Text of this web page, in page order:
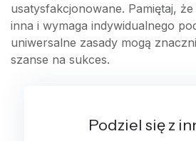
usatysfakcjonowane. Pamiętaj,
inna i wymaga indywidualnego
uniwersalne zasady mogą
szanse na sukces.
Podziel się z